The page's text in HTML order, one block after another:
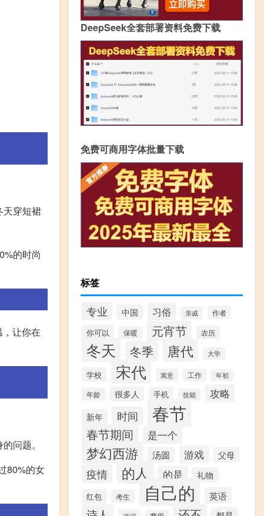
天穿短裙
的时尚
让你在
问题。
80%的女
DeepSeek全套部署资料免费下载
免费可商用字体批量下载
标签
专业 中国 习俗 亲戚 作者
你可以 保暖 元宵节 农历
冬天 冬季 唐代 大学
学校 宋代 寓意 工作 年初
年龄 很多人 手机 技能 攻略
新年 时间 春节
春节期间 是一个
梦幻西游 汤圆 游戏 父母
疫情 的人 的是 礼物
红包 考生 自己的 英语